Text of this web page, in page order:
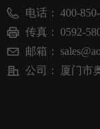
电话： 400-
传真： 0592-
邮箱：
公司：
厦门市